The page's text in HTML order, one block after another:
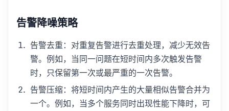
告警降噪策略
告警去重：对重复告警进行去重处理，减少无效告
警。例如，当同一问题在短时间内多次触发告警
时，只保留第一次或最严重的一次告警。
告警压缩：将短时间内产生的大量相似告警合并为
一个。例如，当多个服务同时出现性能下降时，可